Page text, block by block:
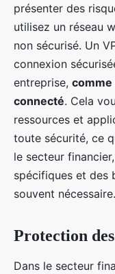
présenter des
utilisez un réseau
non sécurisé. Un
connexion
entreprise, comme
connecté. Cela
ressources et
toute sécurité, ce
le secteur
spécifiques et des
souvent nécessaire.
Protection
Dans le secteur